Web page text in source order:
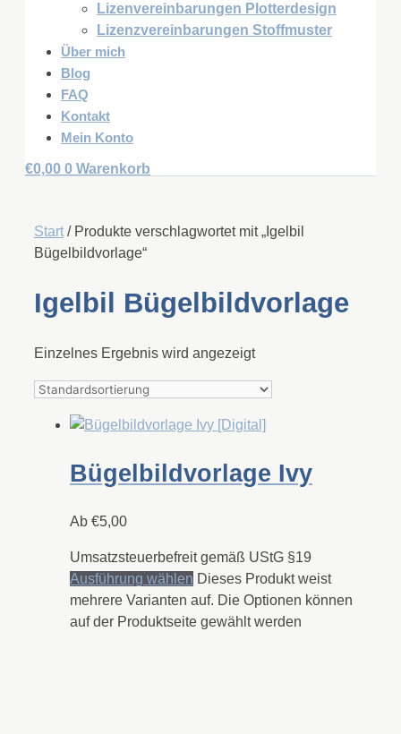
Lizenvereinbarungen Plotterdesign
Lizenzvereinbarungen Stoffmuster
Über mich
Blog
FAQ
Kontakt
Mein Konto
€0,00 0 Warenkorb
Start / Produkte verschlagwortet mit „Igelbil
Bügelbildvorlage“
Igelbil Bügelbildvorlage
Einzelnes Ergebnis wird angezeigt
Bügelbildvorlage Ivy
Ab €5,00
Umsatzsteuerbefreit gemäß UStG §19
Ausführung wählen Dieses Produkt weist
mehrere Varianten auf. Die Optionen können
auf der Produktseite gewählt werden